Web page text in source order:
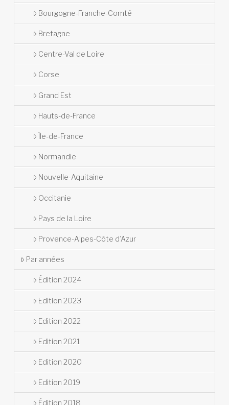
Bourgogne-Franche-Comté
Bretagne
Centre-Val de Loire
Corse
Grand Est
Hauts-de-France
Île-de-France
Normandie
Nouvelle-Aquitaine
Occitanie
Pays de la Loire
Provence-Alpes-Côte d’Azur
Par années
Édition 2024
Edition 2023
Edition 2022
Edition 2021
Edition 2020
Edition 2019
Édition 2018